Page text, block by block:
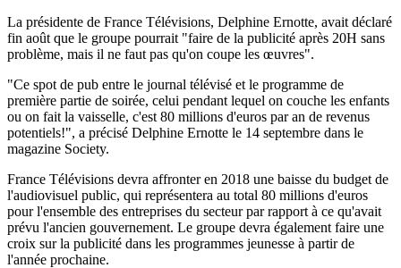
La présidente de France Télévisions, Delphine Ernotte, avait déclaré
fin août que le groupe pourrait "faire de la publicité après 20H sans
problème, mais il ne faut pas qu'on coupe les œuvres".
"Ce spot de pub entre le journal télévisé et le programme de
première partie de soirée, celui pendant lequel on couche les enfants
ou on fait la vaisselle, c'est 80 millions d'euros par an de revenus
potentiels!", a précisé Delphine Ernotte le 14 septembre dans le
magazine Society.
France Télévisions devra affronter en 2018 une baisse du budget de
l'audiovisuel public, qui représentera au total 80 millions d'euros
pour l'ensemble des entreprises du secteur par rapport à ce qu'avait
prévu l'ancien gouvernement. Le groupe devra également faire une
croix sur la publicité dans les programmes jeunesse à partir de
l'année prochaine.